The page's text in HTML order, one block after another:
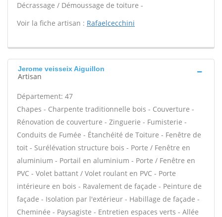
Décrassage / Démoussage de toiture -
Voir la fiche artisan : Rafaelcecchini
Jerome veisseix Aiguillon
Artisan
Département: 47
Chapes - Charpente traditionnelle bois - Couverture -
Rénovation de couverture - Zinguerie - Fumisterie -
Conduits de Fumée - Étanchéité de Toiture - Fenêtre de
toit - Surélévation structure bois - Porte / Fenêtre en
aluminium - Portail en aluminium - Porte / Fenêtre en
PVC - Volet battant / Volet roulant en PVC - Porte
intérieure en bois - Ravalement de façade - Peinture de
façade - Isolation par l'extérieur - Habillage de façade -
Cheminée - Paysagiste - Entretien espaces verts - Allée